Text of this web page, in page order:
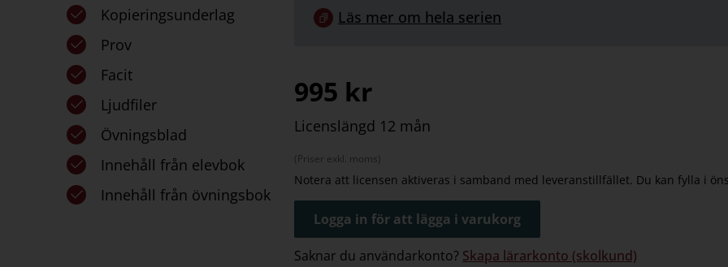
Kopieringsunderlag
Prov
Facit
Ljudfiler
Övningsblad
Innehåll från elevbok
Innehåll från övningsbok
LänkLäs mer om hela serien
995 kr
Licenslängd 12 mån
(Priser exkl. moms)
Notera att licensen aktiveras i samband med leveranstillfället. Du kan fylla i
Logga in för att lägga i varukorg
Saknar du användarkonto? Skapa lärarkonto (skolkund)